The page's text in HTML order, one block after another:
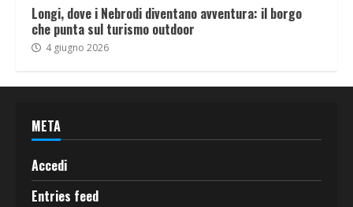
Longi, dove i Nebrodi diventano avventura: il borgo
che punta sul turismo outdoor
4 giugno 2026
META
Accedi
Entries feed